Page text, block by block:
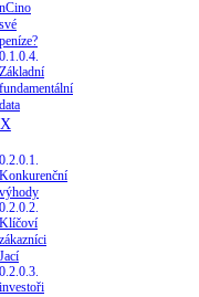
nCino
své
peníze?
Základní
fundamentální
data
Konkurenční
výhody
Klíčoví
zákazníci
Jací
investoři